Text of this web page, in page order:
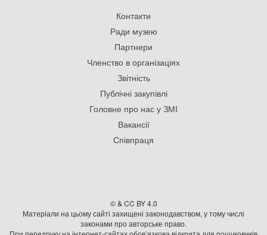
Контакти
Ради музею
Партнери
Членство в організаціях
Звітність
Публічні закупівлі
Головне про нас у ЗМІ
Вакансії
Співпраця
© & CC BY 4.0
Матеріали на цьому сайті захищені законодавством, у тому числі
законами про авторське право.